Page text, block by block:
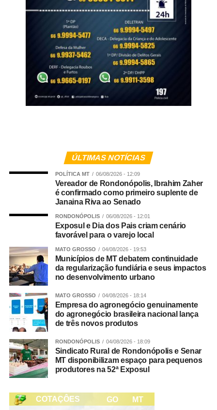
ÚLTIMAS NOTÍCIAS
POLÍTICA MT 06/08/2026 - 12:09
Vereador de Rondonópolis, Ibrahim Zaher
é confirmado como primeiro suplente de
Janaina Riva ao Senado
RONDONÓPOLIS 06/08/2026 - 12:01
Exposul e Dia dos Pais criam cenário
favorável para o varejo local
MATO GROSSO 04/08/2026 - 19:53
Municípios de MT debatem continuidade
da regularização fundiária e seus impactos
no desenvolvimento urbano
MATO GROSSO 04/08/2026 - 18:14
Empresa do agronegócio genuinamente
do agronegócio brasileira nacional lança
de três novos produtos
RONDONÓPOLIS 04/08/2026 - 18:09
Sindicato Rural de Rondonópolis e Senar
MT disponibilizam espaço para pequenos
produtores na 52ª Exposul